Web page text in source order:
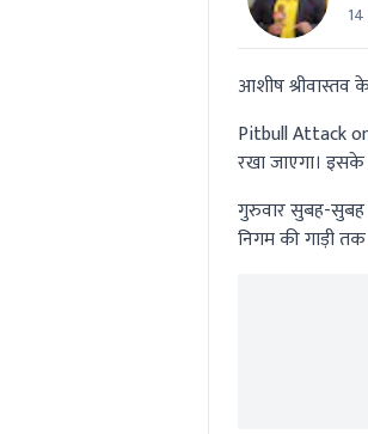
आशीष श्रीवास्तव
Pitbull Attack
रखा जाएगा।
गुरुवार सुबह-
निगम की गाड़ी तक